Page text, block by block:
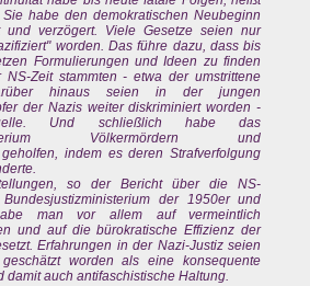
habe den demokratischen Neubeginn
und verzögert. Viele Gesetze seien nur
worden. Das führe dazu, dass bis
Formulierungen und Ideen zu finden
Zeit stammten - etwa der umstrittene
hinaus seien in der jungen
der Nazis weiter diskriminiert worden -
Und schließlich habe das
Völkermördern und
indem es deren Strafverfolgung
so der Bericht über die NS-
der 1950er und
man vor allem auf vermeintlich
und auf die bürokratische Effizienz der
Erfahrungen in der Nazi-Justiz seien
worden als eine konsequente
damit auch antifaschistische Haltung.